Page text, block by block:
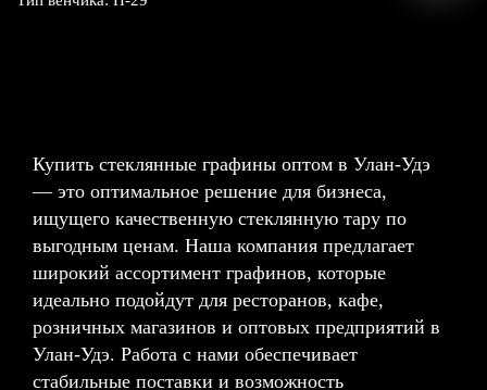
Купить стеклянные графины оптом в Улан-Удэ
— это оптимальное решение для бизнеса,
ищущего качественную стеклянную тару по
выгодным ценам. Наша компания предлагает
широкий ассортимент графинов, которые
идеально подойдут для ресторанов, кафе,
розничных магазинов и оптовых предприятий в
Улан-Удэ. Работа с нами обеспечивает
стабильные поставки и возможность